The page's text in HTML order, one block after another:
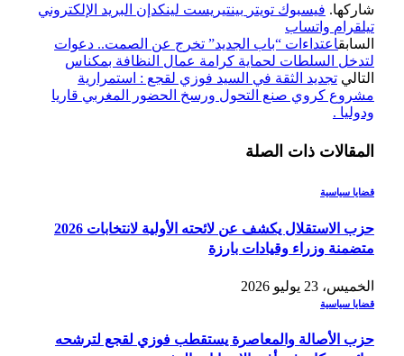
شاركها. فيسبوك تويتر بينتيريست لينكدإن البريد الإلكتروني
تيلقرام واتساب
السابقاعتداءات “باب الجديد” تخرج عن الصمت.. دعوات
لتدخل السلطات لحماية كرامة عمال النظافة بمكناس
التالي تجديد الثقة في السيد فوزي لقجع : استمرارية
مشروع كروي صنع التحول ورسخ الحضور المغربي قاريا
ودوليا .
المقالات ذات الصلة
قضايا سياسية
حزب الاستقلال يكشف عن لائحته الأولية لانتخابات 2026
متضمنة وزراء وقيادات بارزة
الخميس، 23 يوليو 2026
قضايا سياسية
حزب الأصالة والمعاصرة يستقطب فوزي لقجع لترشحه